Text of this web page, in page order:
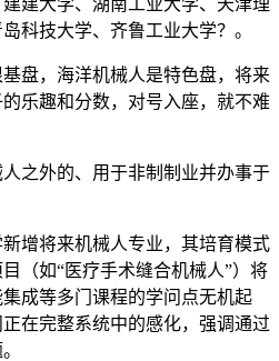
建大学、湖南工业大学、天津理
科技大学、齐鲁工业大学？。
，海洋机械人是特色盘，将来
乐趣和分数，对号入座，就不难
外的、用于非制制业并办事于
增将来机械人专业，其培育模式
（如“医疗手术缝合机械人”）将
成等多门课程的学问点无机起
在完整系统中的感化，强调通过